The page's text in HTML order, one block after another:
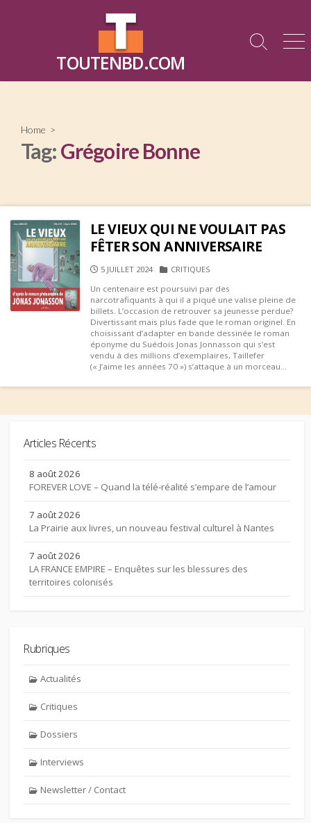
TOUTENBD.COM
Search
Home >
Tag:Grégoire Bonne
LE VIEUX QUI NE VOULAIT PAS
FÊTER SON ANNIVERSAIRE
PUBLISHED
5 JUILLET 2024 CATEGORIES
CRITIQUES
Un centenaire est poursuivi par des
narcotrafiquants à qui il a piqué une valise pleine de
billets. L’occasion de retrouver sa jeunesse perdue?
Divertissant mais plus fade que le roman originel. En
choisissant d’adapter en bande dessinée le roman
éponyme du Suédois Jonas Jonnasson qui s’est
vendu à des millions d’exemplaires, Taillefer
(« J’aime les années 70 ») s’attaque à un morceau...
Articles Récents
8 août 2026
FOREVER LOVE – Quand la télé-réalité s’empare de l’amour
7 août 2026
La Prairie aux livres, un nouveau festival culturel à Nantes
7 août 2026
LA FRANCE EMPIRE – Enquêtes sur les blessures des
territoires colonisés
Rubriques
Actualités
Critiques
Dossiers
Interviews
Newsletter / Contact